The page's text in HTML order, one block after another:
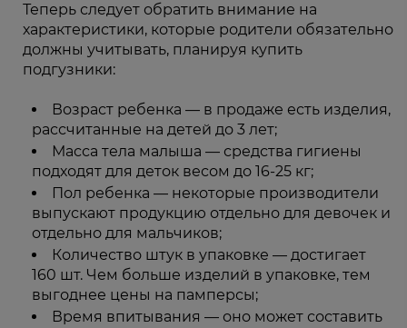
Теперь следует обратить внимание на
характеристики, которые родители обязательно
должны учитывать, планируя купить
подгузники:
Возраст ребенка — в продаже есть изделия,
рассчитанные на детей до 3 лет;
Масса тела малыша — средства гигиены
подходят для деток весом до 16-25 кг;
Пол ребенка — некоторые производители
выпускают продукцию отдельно для девочек и
отдельно для мальчиков;
Количество штук в упаковке — достигает
160 шт. Чем больше изделий в упаковке, тем
выгоднее цены на памперсы;
Время впитывания — оно может составить